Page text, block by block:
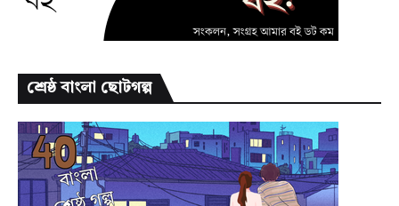
শ্রেষ্ঠ বাংলা ছোটগল্প